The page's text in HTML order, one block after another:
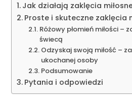
Jak działają zaklęcia
Proste i skuteczne zaklęcia
Różowy płomień miłości –
świecą
Odzyskaj swoją miłość –
ukochanej osoby
Podsumowanie
Pytania i odpowiedzi